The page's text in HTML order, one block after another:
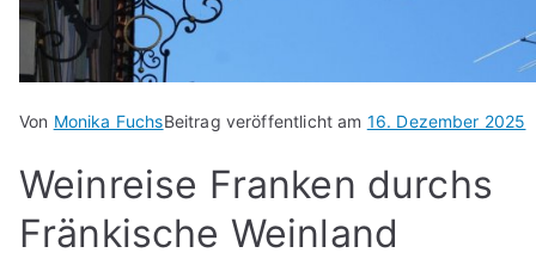
Von Monika FuchsBeitrag veröffentlicht am 16. Dezember 2025
Weinreise Franken durchs
Fränkische Weinland